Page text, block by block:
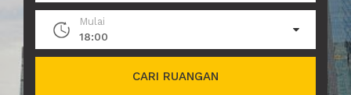
Mulai
18:00
CARI RUANGAN